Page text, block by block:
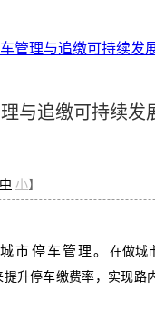
管理与追缴可持续发
与追缴可持续发
中 小】
市停车管理。 在做城
升停车缴费率，实现路